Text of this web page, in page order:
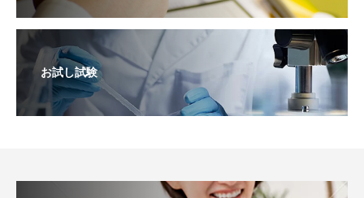
お試し試験